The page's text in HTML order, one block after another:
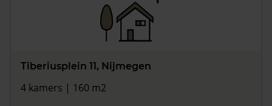
Tiberiusplein 11, Nijmegen
4 kamers | 160 m2